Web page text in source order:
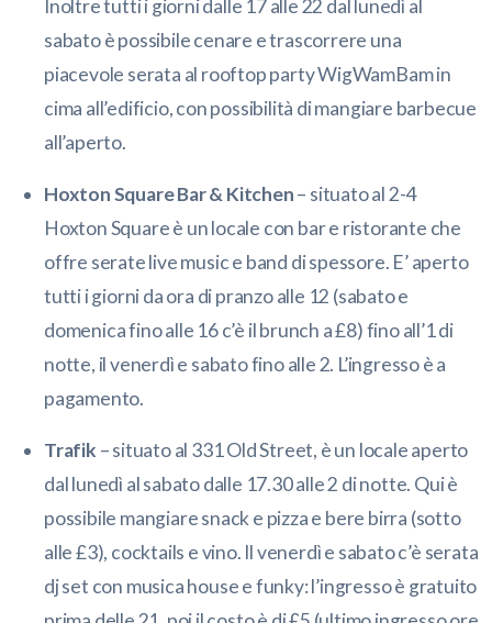
Inoltre tutti i giorni dalle 17 alle 22 dal lunedì al
sabato è possibile cenare e trascorrere una
piacevole serata al rooftop party WigWamBam in
cima all’edificio, con possibilità di mangiare barbecue
all’aperto.
Hoxton Square Bar & Kitchen– situato al 2-4
Hoxton Square è un locale con bar e ristorante che
offre serate live music e band di spessore. E’ aperto
tutti i giorni da ora di pranzo alle 12 (sabato e
domenica fino alle 16 c’è il brunch a £8) fino all’1 di
notte, il venerdì e sabato fino alle 2. L’ingresso è a
pagamento.
Trafik – situato al 331 Old Street, è un locale aperto
dal lunedì al sabato dalle 17.30 alle 2 di notte. Qui è
possibile mangiare snack e pizza e bere birra (sotto
alle £3), cocktails e vino. Il venerdì e sabato c’è serata
dj set con musica house e funky: l’ingresso è gratuito